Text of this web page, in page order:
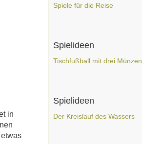
in
Spiele für die Reise
Spielideen
Tischfußball mit drei Münzen
Spielideen
Der Kreislauf des Wassers